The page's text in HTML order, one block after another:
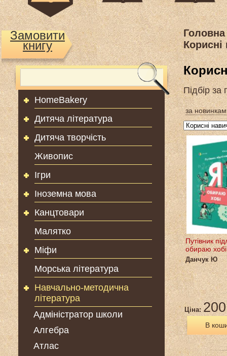
Замовити
книгу
HomeBakery
Дитяча література
Дитяча творчість
Живопис
Ігри
Іноземна мова
Канцтовари
Малятко
Міфи
Морська література
Навчально-методична
література
Адміністратор школи
Алгебра
Атлас
Головна
Корисні
Підбір за
за
Путівник
обираю хобі
Данчук Ю
Ціна:
В